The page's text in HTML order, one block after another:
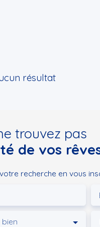
résultat
trouvez pas
de vos
recherche en vous
bien